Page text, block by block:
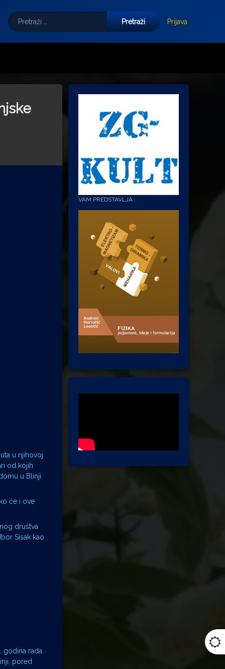
mail
Pretraži:
Prijava
u njihovoj
od kojih
u Blinji
će i ove
društva
Sisak kao
godina rada
pored
VAM PREDSTAVLJA :